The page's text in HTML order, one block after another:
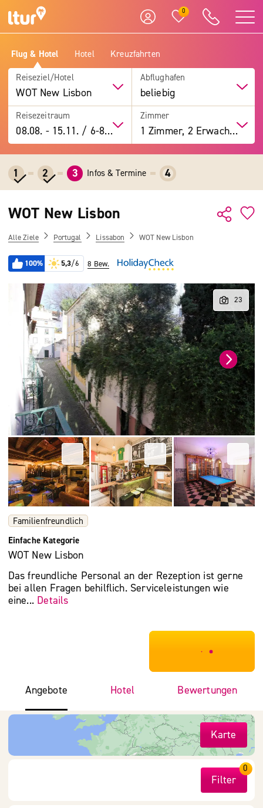
0
Flug & Hotel Hotel Kreuzfahrten
Reiseziel/Hotel
WOT New Lisbon
Abflughafen
beliebig
Reisezeitraum
08.08. -15.11. / 6-8 Tage
Zimmer
1 Zimmer, 2 Erwachsene
1 2 3 Infos & Termine 4
WOT New Lisbon
Alle Ziele Portugal Lissabon WOT New Lisbon
100% 5,3/6 8 Bew.
Familienfreundlich
Einfache Kategorie
WOT New Lisbon
Das freundliche Personal an der Rezeption ist gerne
bei allen Fragen behilflich. Serviceleistungen wie
eine... Details
***************
Angebote Hotel Bewertungen
Karte
Filter
0